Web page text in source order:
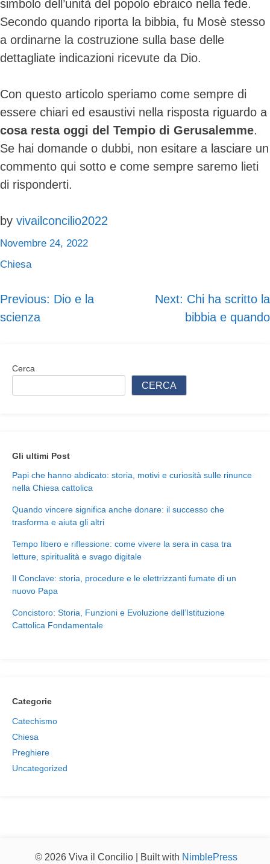
simbolo dell’unità del popolo ebraico nella fede.
Secondo quando riporta la bibbia, fu Mosè stesso
a ordinarne la costruzione sulla base delle
dettagliate indicazioni ricevute da Dio.
Con questo articolo speriamo come sempre di
essere chiari ed esaustivi nella risposta riguardo a
cosa resta oggi del Tempio di Gerusalemme.
Se hai domande o dubbi, non esitare a lasciare un
commento qui sotto e come sempre saremo lieti
di risponderti.
by vivailconcilio2022
Novembre 24, 2022
Chiesa
Navigazione
Previous: Dio e la
scienza
Next: Chi ha scritto la
bibbia e quando
Cerca
CERCA
Gli ultimi Post
Papi che hanno abdicato: storia, motivi e curiosità sulle rinunce
nella Chiesa cattolica
Quando vincere significa anche donare: il successo che
trasforma e aiuta gli altri
Tempo libero e riflessione: come vivere la sera in casa tra
letture, spiritualità e svago digitale
Il Conclave: storia, procedure e le elettrizzanti fumate di un
nuovo Papa
Concistoro: Storia, Funzioni e Evoluzione dell’Istituzione
Cattolica Fondamentale
Categorie
Catechismo
Chiesa
Preghiere
Uncategorized
© 2026 Viva il Concilio | Built with NimblePress